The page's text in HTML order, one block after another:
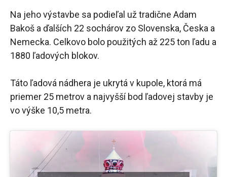
Na jeho výstavbe sa podieľal už tradične Adam
Bakoš a ďalších 22 sochárov zo Slovenska, Česka a
Nemecka. Celkovo bolo použitých až 225 ton ľadu a
1880 ľadových blokov.
Táto ľadová nádhera je ukrytá v kupole, ktorá má
priemer 25 metrov a najvyšší bod ľadovej stavby je
vo výške 10,5 metra.